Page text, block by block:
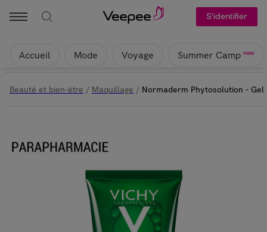
S'identifier
Accueil Mode Voyage Summer Camp new
Beauté et bien-être / Maquillage / Normaderm Phytosolution -